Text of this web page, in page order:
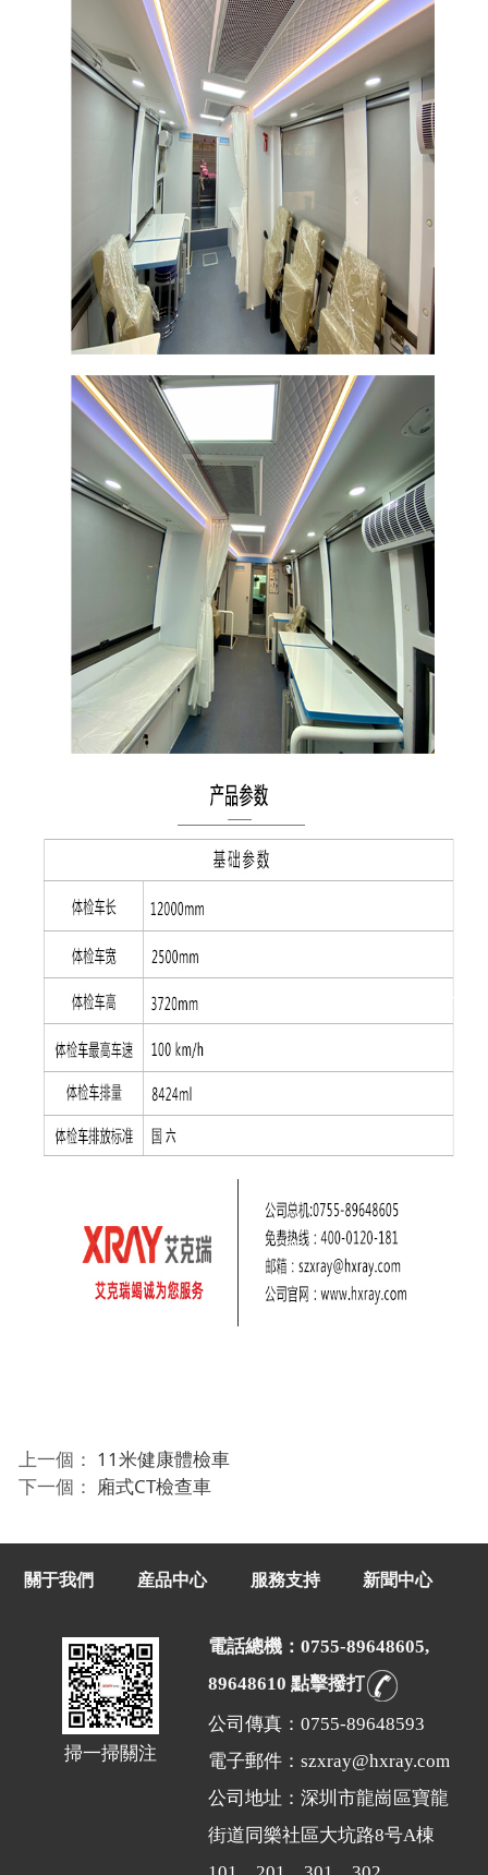
上一個： 11米健康體檢車
下一個： 廂式CT檢查車
關于我們 産品中心 服務支持 新聞中心
掃一掃關注
電話總機：0755-89648605,
89648610 點擊撥打
公司傳真：0755-89648593
電子郵件：szxray@hxray.com
公司地址：深圳市龍崗區寶龍
街道同樂社區大坑路8号A棟